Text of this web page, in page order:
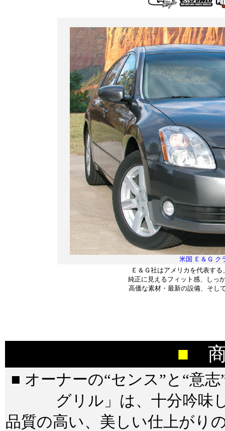
米国 Ｅ＆Ｇ ク
Ｅ＆Ｇ社はアメリカを代表す
純正に見えるフィット感、しっ
高価な素材・最新の設備、そし
■
■ オーナーの“センス”と“意
グリル」は、十分吟味
品質の高い、美しい仕上がり